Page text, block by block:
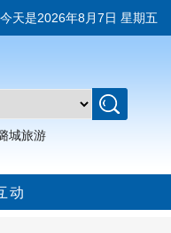
今天是2026年8月7日 星期五
城旅游
动